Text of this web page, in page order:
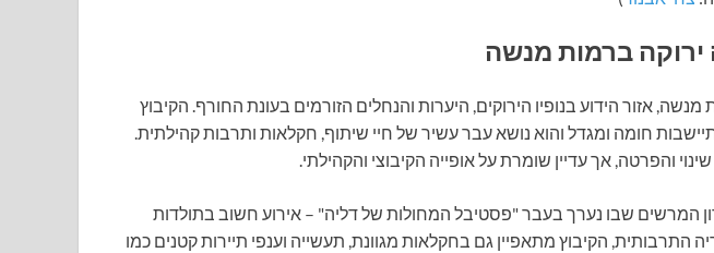
ירוקה ברמות מנשה
אזור הידוע בנופיו הירוקים, היערות והנחלים הזורמים בעונת החורף. הקיבוץ
במסגרת התיישבות חומה ומגדל והוא נושא עבר עשיר של חיי שיתוף, חקלאות ותרבות קהילתית.
והפרטה, אך עדיין שומרת על אופייה הקיבוצי והקהילתי.
המרשים שבו נערך בעבר "פסטיבל המחולות של דליה" – אירוע חשוב בתולדות
התרבותית, הקיבוץ מתאפיין גם בחקלאות מגוונת, תעשייה וענפי תיירות קטנים כמו